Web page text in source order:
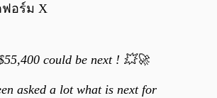
อร์ม X
could be next ! 💥🚀
asked a lot what is next for